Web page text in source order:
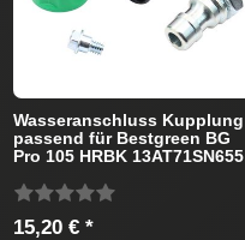
Wasseranschluss Kupplung
passend für Bestgreen BG
Pro 105 HRBK 13AT71SN655
15,20 € *